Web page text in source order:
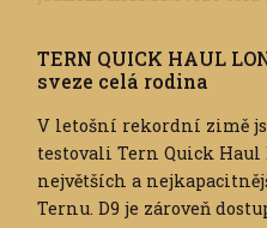
TERN QUICK HAUL
sveze celá rodina
V letošní rekordní zimě
testovali Tern Quick Haul
největších a
Ternu. D9 je zároveň